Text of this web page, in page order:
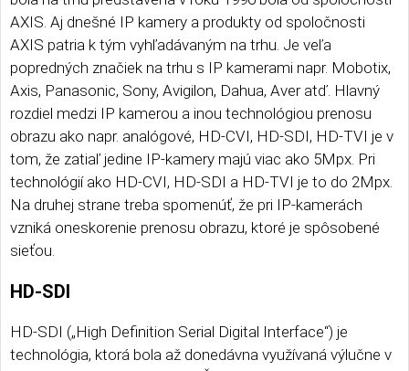
AXIS. Aj dnešné IP kamery a produkty od spoločnosti
AXIS patria k tým vyhľadávaným na trhu. Je veľa
popredných značiek na trhu s IP kamerami napr. Mobotix,
Axis, Panasonic, Sony, Avigilon, Dahua, Aver atď. Hlavný
rozdiel medzi IP kamerou a inou technológiou prenosu
obrazu ako napr. analógové, HD-CVI, HD-SDI, HD-TVI je v
tom, že zatiaľ jedine IP-kamery majú viac ako 5Mpx. Pri
technológií ako HD-CVI, HD-SDI a HD-TVI je to do 2Mpx.
Na druhej strane treba spomenúť, že pri IP-kamerách
vzniká oneskorenie prenosu obrazu, ktoré je spôsobené
sieťou.
HD-SDI
HD-SDI („High Definition Serial Digital Interface“) je
technológia, ktorá bola až donedávna využívaná výlučne v